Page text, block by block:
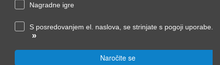
Nagradne igre
S posredovanjem el. naslova, se strinjate s pogoji uporabe.
»
Naročite se